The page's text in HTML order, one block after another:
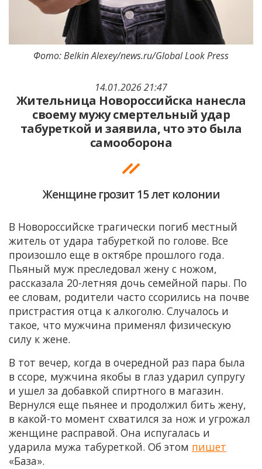
14.01.2026 21:47
Жительница Новороссийска нанесла
своему мужу смертельный удар
табуреткой и заявила, что это была
самооборона
Женщине грозит 15 лет колонии
Фото: Belkin Alexey/news.ru/Global Look Press
В Новороссийске трагически погиб местный
житель от удара табуреткой по голове. Все
произошло еще в октябре прошлого года.
Пьяный муж преследовал жену с ножом,
рассказала 20-летняя дочь семейной пары. По
ее словам, родители часто ссорились на почве
пристрастия отца к алкоголю. Случалось и
такое, что мужчина применял физическую
силу к жене.
В тот вечер, когда в очередной раз пара была
в ссоре, мужчина якобы в глаз ударил супругу
и ушел за добавкой спиртного в магазин.
Вернулся еще пьянее и продолжил бить жену,
в какой-то момент схватился за нож и угрожал
женщине расправой. Она испугалась и
ударила мужа табуреткой. Об этом пишет
«База».